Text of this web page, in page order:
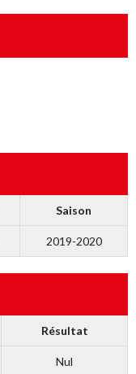
Saison
2019-2020
Résultat
Nul